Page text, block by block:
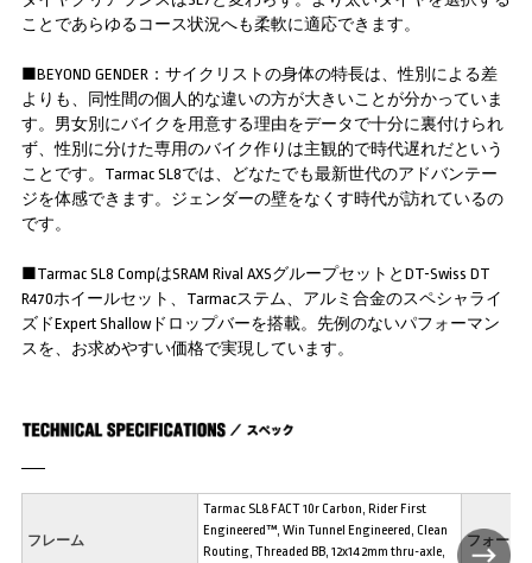
ことであらゆるコース状況へも柔軟に適応できます。
■BEYOND GENDER：サイクリストの身体の特長は、性別による差
よりも、同性間の個人的な違いの方が大きいことが分かっていま
す。男女別にバイクを用意する理由をデータで十分に裏付けられ
ず、性別に分けた専用のバイク作りは主観的で時代遅れだという
ことです。Tarmac SL8では、どなたでも最新世代のアドバンテー
ジを体感できます。ジェンダーの壁をなくす時代が訪れているの
です。
■Tarmac SL8 CompはSRAM Rival AXSグループセットとDT-Swiss DT
R470ホイールセット、Tarmacステム、アルミ合金のスペシャライ
ズドExpert Shallowドロップバーを搭載。先例のないパフォーマン
スを、お求めやすい価格で実現しています。
フレーム
Tarmac SL8 FACT 10r Carbon, Rider First
Engineered™, Win Tunnel Engineered, Clean
Routing, Threaded BB, 12x142mm thru-axle,
フォーク